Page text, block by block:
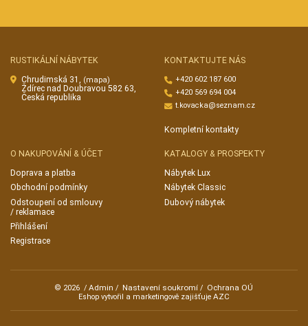
RUSTIKÁLNÍ NÁBYTEK
Chrudimská 31, (mapa)
Ždírec nad Doubravou 582 63,
Česká republika
KONTAKTUJTE NÁS
+420 602 187 600
+420 569 694 004
t.kovacka@seznam.cz
Kompletní kontakty
O NAKUPOVÁNÍ & ÚČET
Doprava a platba
Obchodní podmínky
Odstoupení od smlouvy
/ reklamace
Přihlášení
Registrace
KATALOGY & PROSPEKTY
Nábytek Lux
Nábytek Classic
Dubový nábytek
© 2026 / Admin / Nastavení soukromí / Ochrana OÚ
Eshop vytvořil a marketingově zajišťuje AZC